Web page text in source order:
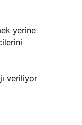
yerine
veriliyor